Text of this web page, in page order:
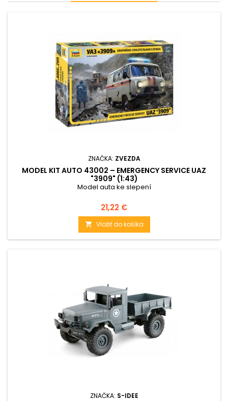
ZNAČKA: ZVEZDA
MODEL KIT AUTO 43002 – EMERGENCY SERVICE UAZ
"3909" (1:43)
Model auta ke slepení
Cena
21,22 €
 Vložiť do košíka
ZNAČKA: S-IDEE